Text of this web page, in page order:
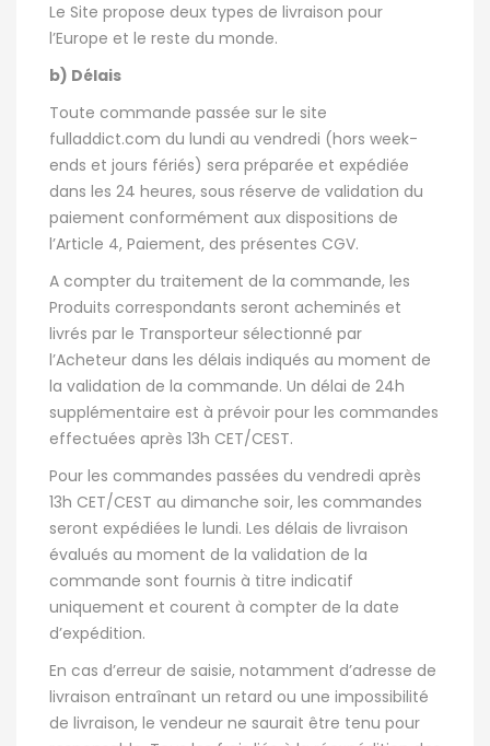
Le Site propose deux types de livraison pour
l’Europe et le reste du monde.
b) Délais
Toute commande passée sur le site
fulladdict.com du lundi au vendredi (hors week-
ends et jours fériés) sera préparée et expédiée
dans les 24 heures, sous réserve de validation du
paiement conformément aux dispositions de
l’Article 4, Paiement, des présentes CGV.
A compter du traitement de la commande, les
Produits correspondants seront acheminés et
livrés par le Transporteur sélectionné par
l’Acheteur dans les délais indiqués au moment de
la validation de la commande. Un délai de 24h
supplémentaire est à prévoir pour les commandes
effectuées après 13h CET/CEST.
Pour les commandes passées du vendredi après
13h CET/CEST au dimanche soir, les commandes
seront expédiées le lundi. Les délais de livraison
évalués au moment de la validation de la
commande sont fournis à titre indicatif
uniquement et courent à compter de la date
d’expédition.
En cas d’erreur de saisie, notamment d’adresse de
livraison entraînant un retard ou une impossibilité
de livraison, le vendeur ne saurait être tenu pour